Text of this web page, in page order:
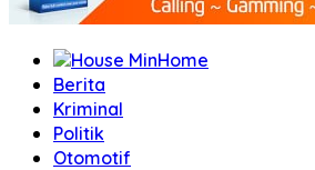
Home
Berita
Kriminal
Politik
Otomotif